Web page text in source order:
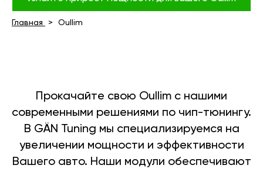
Главная Oullim
Прокачайте свою Oullim с нашими
современными решениями по чип-тюнингу.
В GÄN Tuning мы специализируемся на
увеличении мощности и эффективности
Вашего авто. Наши модули обеспечивают